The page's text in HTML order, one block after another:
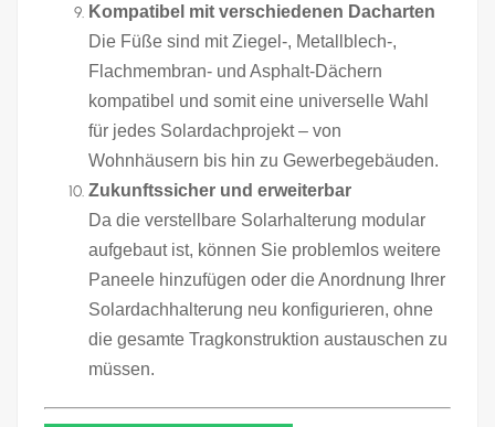
Kompatibel mit verschiedenen Dacharten
Die Füße sind mit Ziegel-, Metallblech-,
Flachmembran- und Asphalt-Dächern
kompatibel und somit eine universelle Wahl
für jedes Solardachprojekt – von
Wohnhäusern bis hin zu Gewerbegebäuden.
Zukunftssicher und erweiterbar
Da die verstellbare Solarhalterung modular
aufgebaut ist, können Sie problemlos weitere
Paneele hinzufügen oder die Anordnung Ihrer
Solardachhalterung neu konfigurieren, ohne
die gesamte Tragkonstruktion austauschen zu
müssen.